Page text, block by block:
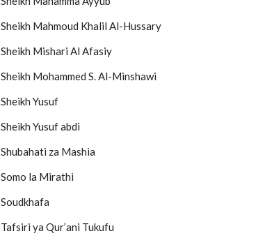
Sheikh Mahmoud Khalil Al-Hussary
Sheikh Mishari Al Afasiy
Sheikh Mohammed S. Al-Minshawi
Sheikh Yusuf
Sheikh Yusuf abdi
Shubahati za Mashia
Somo la Mirathi
Soudkhafa
Tafsiri ya Qur’ani Tukufu